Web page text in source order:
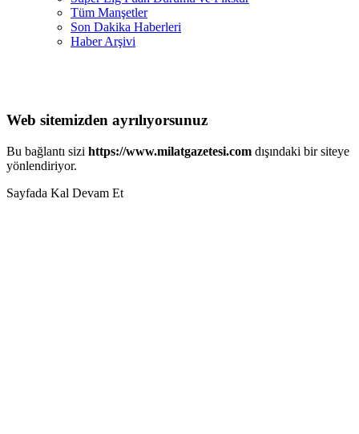
Tüm Manşetler
Son Dakika Haberleri
Haber Arşivi
Web sitemizden ayrılıyorsunuz
Bu bağlantı sizi https://www.milatgazetesi.com dışındaki bir siteye
yönlendiriyor.
Sayfada Kal Devam Et